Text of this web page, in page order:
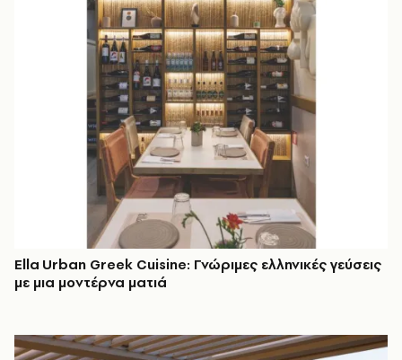
Ella Urban Greek Cuisine: Γνώριμες ελληνικές γεύσεις
με μια μοντέρνα ματιά